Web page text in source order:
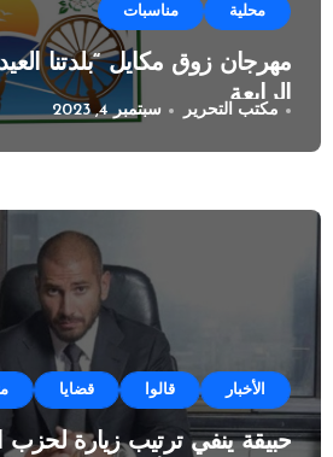
محلية مناسبات
مهرجان زوق مكايل “بلدتنا
الرابعة
مكتب التحرير سبتمبر 4, 2023
الأخبار قالوا قضايا
حبيقة ينفي ترتيب زيارة لحزب